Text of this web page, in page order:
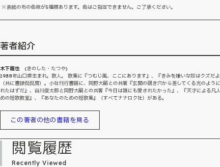
※表紙の布の色味が5種類あります。色はご指定できません。ご了承ください。
著者紹介
木下龍也 (きのした・たつや)
1988年山口県生まれ。歌人。 歌集に『つむじ風、ここにあります』、『きみを嫌いな奴はクズだ
（共に書肆侃侃房）。小社刊行書籍に、岡野大嗣との共著『玄関の覗き穴から差してくる光のよう
れたはずだ』、谷川俊太郎と岡野大嗣との共著『今日は誰にも愛されたかった』、『天才による凡
めの短歌教室』、『あなたのための短歌集』（すべてナナロク社）がある。
この著者の他の書籍を見る
閲覧履歴
Recently Viewed